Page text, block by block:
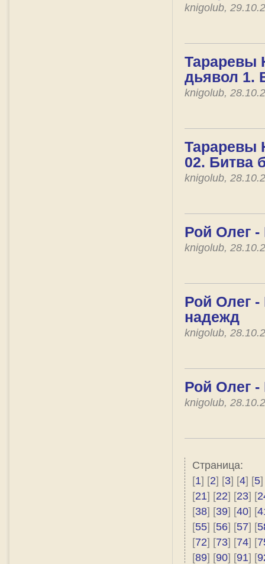
knigolub,
Тараревы
дьявол 1.
knigolub,
Тараревы
02. Битва
knigolub,
Рой Олег -
knigolub,
Рой Олег
надежд
knigolub,
Рой Олег -
knigolub,
Страница:
[1] [2] [3] [4] [5]
[21] [22] [23] [
[38] [39] [40] [
[55] [56] [57] [
[72] [73] [74] [
[89] [90] [91] [